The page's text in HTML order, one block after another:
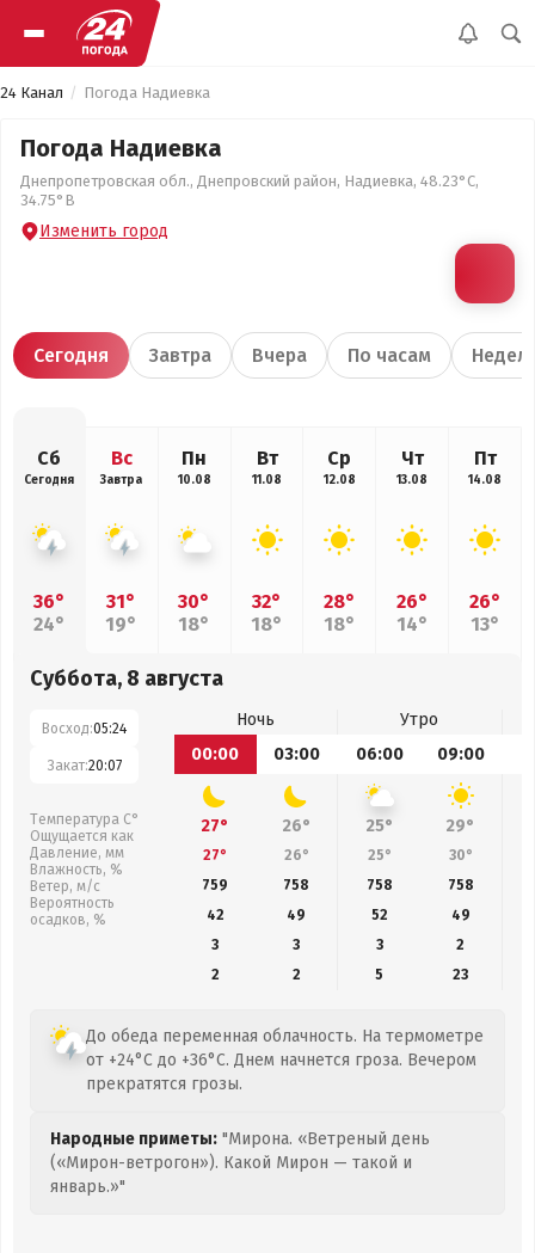
24 Канал Погода Надиевка
Погода Надиевка
Днепропетровская обл., Днепровский район, Надиевка, 48.23°С,
34.75°В
Изменить город
Сегодня Завтра Вчера По часам
Сб
Сегодня
36°
24°
Вс
Завтра
31°
19°
Пн
10.08
30°
18°
Вт
11.08
32°
18°
Ср
12.08
28°
18°
Чт
13.08
26°
14°
Пт
14.08
26°
13°
Суббота, 8 августа
Восход:05:24
Закат:20:07
Температура С°
Ощущается как
Давление, мм
Влажность, %
Ветер, м/с
Вероятность
осадков, %
Ночь
Утро
00:00
03:00 06:00 09:00
27° 26° 25° 29°
27° 26° 25° 30°
759
758 758 758
42
49 52 49
3
3 3
2
2
2 5 23
До обеда переменная облачность. На термометре
от +24°C до +36°C. Днем начнется гроза. Вечером
прекратятся грозы.
Народные приметы: "Мирона. «Ветреный день
(«Мирон-ветрогон»). Какой Мирон — такой и
январь.»"